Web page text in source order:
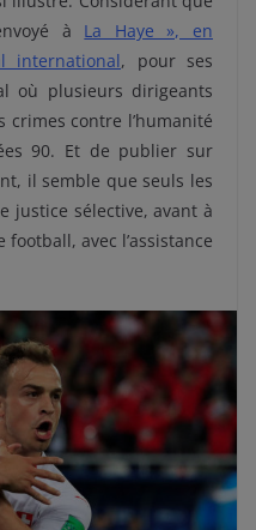
à La Haye », en
international, pour ses
où plusieurs dirigeants
crimes contre l’humanité
90. Et de publier sur
il semble que seuls les
justice sélective, avant à
football, avec l’assistance